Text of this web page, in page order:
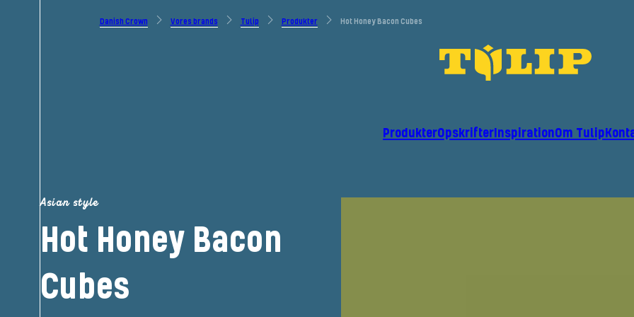
Danish Crown Vores brands Tulip Produkter Hot Honey Bacon Cubes
ProdukterOpskrifterInspirationOm Tulip
Asian style
Hot Honey Bacon
Cubes